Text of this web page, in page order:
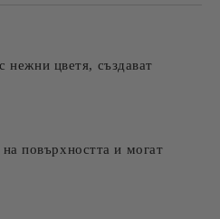
цветя, създават
повърхността и могат